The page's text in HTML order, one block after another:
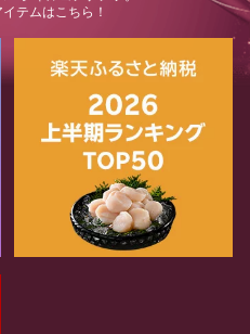
テムはこちら！